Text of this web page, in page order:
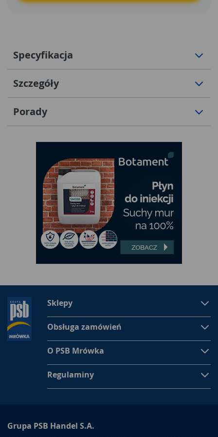
Specyfikacja
Szczegóły
Porady
Sklepy
Obsługa zamówień
O PSB Mrówka
Regulaminy
Grupa PSB Handel S.A.